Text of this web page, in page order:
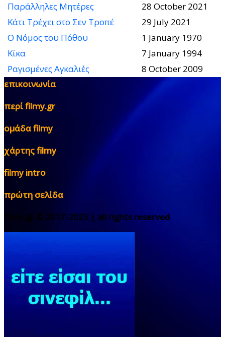
Παράλληλες Μητέρες
28 October 2021
Κάτι Τρέχει στο Σεν Τροπέ
29 July 2021
Ο Νόμος του Πόθου
1 January 1970
Κίκα
7 January 1994
Ραγισμένες Αγκαλιές
8 October 2009
επικοινωνία
περί filmy.gr
ομάδα filmy
χάρτης filmy
filmy intro
πρώτη σελίδα
filmy.gr © 2017-2025 | all rights reserved